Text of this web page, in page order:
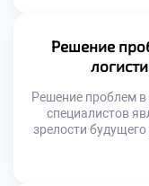
бесперебойность
сбоев ценится
Профессионализм
Решение
Решение проблем в
специалистов
зрелости будущего
цепочках